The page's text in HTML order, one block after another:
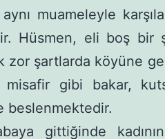
muameleyle
Hüsmen, eli boş bir
zor şartlar­da köyüne
misafir gibi bakar,
beslen­mektedir.
gittiğinde